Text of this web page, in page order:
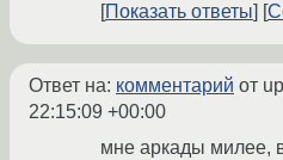
Показать ответы
Ответ на: комментарий от
22:15:09 +00:00
мне аркады милее,